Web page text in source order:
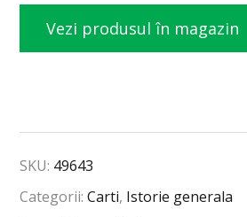
Vezi produsul în magazin
SKU: 49643
Categorii:Carti, Istorie generala